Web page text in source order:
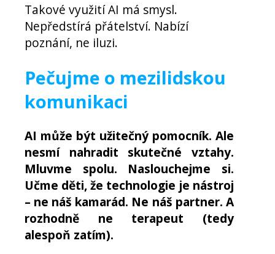
Takové využití AI má smysl.
Nepředstírá přátelství. Nabízí
poznání, ne iluzi.
Pečujme o mezilidskou
komunikaci
AI může být užitečný pomocník. Ale
nesmí nahradit skutečné vztahy.
Mluvme spolu. Naslouchejme si.
Učme děti, že technologie je nástroj
– ne náš kamarád. Ne náš partner. A
rozhodně ne terapeut (tedy
alespoň zatím).